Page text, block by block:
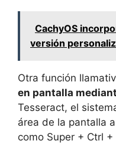
CachyOS
versión
Otra función
en pantalla
Tesseract, el
área de la pantalla
como Super + Ctrl